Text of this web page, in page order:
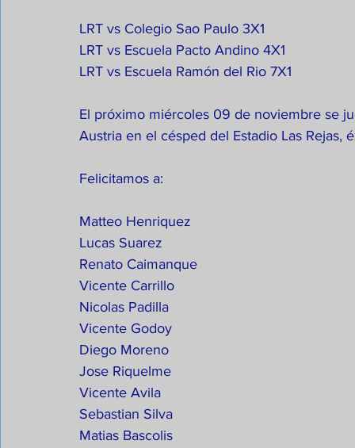
LRT vs Colegio Sao Paulo 3X1
LRT vs Escuela Pacto Andino 4X1
LRT vs Escuela Ramón del Rio 7X1
El próximo miércoles 09 de noviembre se
Austria en el césped del Estadio Las Rejas,
Felicitamos a:
Matteo Henriquez
Lucas Suarez
Renato Caimanque
Vicente Carrillo
Nicolas Padilla
Vicente Godoy
Diego Moreno
Jose Riquelme
Vicente Avila
Sebastian Silva
Matias Bascolis